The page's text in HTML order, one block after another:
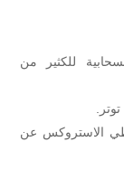
للكثير من
الاستروكس عن